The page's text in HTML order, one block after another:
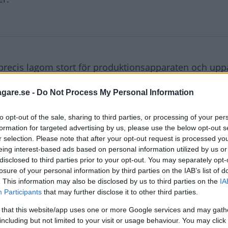
- Do Not Process My Personal Information
opt-out of the sale, sharing to third parties, or processing of your
for targeted advertising by us, please use the below opt-out
selection. Please note that after your opt-out request is processed
interest-based ads based on personal information utilized by us
to third parties prior to your opt-out. You may separately
of your personal information by third parties on the IAB’s list of
This information may also be disclosed by us to third parties on the
Participants that may further disclose it to other third parties.
that this website/app uses one or more Google services and may
but not limited to your visit or usage behaviour. You may
lagom stort för produktionsapparaten och
säljas runt om i Tyskland, men även i exempelvis
land.)
med en VW-buss där man lastade två bilar på
150 kilo men fick lasta 180, det vill säga två
påvert utrustad, men det fanns tillbehör att
Och så fanns det sju exteriörfärger att välja bland. I
instrument som på 30-talet och finessen
vid denna tid.